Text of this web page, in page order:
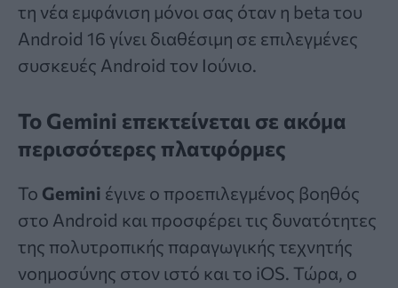
τη νέα εμφάνιση μόνοι σας όταν η beta του
Android 16 γίνει διαθέσιμη σε επιλεγμένες
συσκευές Android τον Ιούνιο.
Το Gemini επεκτείνεται σε ακόμα
περισσότερες πλατφόρμες
Το Gemini έγινε ο προεπιλεγμένος βοηθός
στο Android και προσφέρει τις δυνατότητες
της πολυτροπικής παραγωγικής τεχνητής
νοημοσύνης στον ιστό και το iOS. Τώρα, ο